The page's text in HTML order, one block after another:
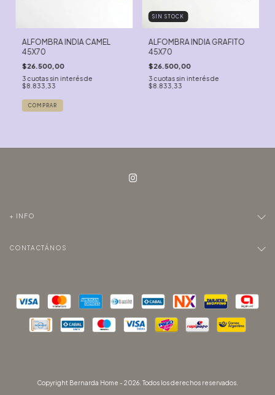
ALFOMBRA INDIA CAMEL
45X70
$26.500,00
3 cuotas sin interés de
$8.833,33
SIN STOCK
ALFOMBRA INDIA GRAFITO
45X70
$26.500,00
3 cuotas sin interés de
$8.833,33
+ INFO
CONTACTÁNOS
Copyright Bernarda Home - 2026. Todos los derechos reservados.